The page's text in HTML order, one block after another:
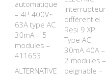
automatique
– 4P 400V~
63A type AC
30mA – 5
modules –
411653
ALTERNATIVE
Interrupteur
différentiel
Resi 9 XP
Type AC
30mA 40A –
2 modules –
peignable –